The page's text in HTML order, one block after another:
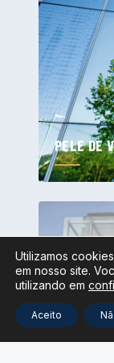
PELE DE
Utilizamos
em nosso site.
utilizando em
Aceito